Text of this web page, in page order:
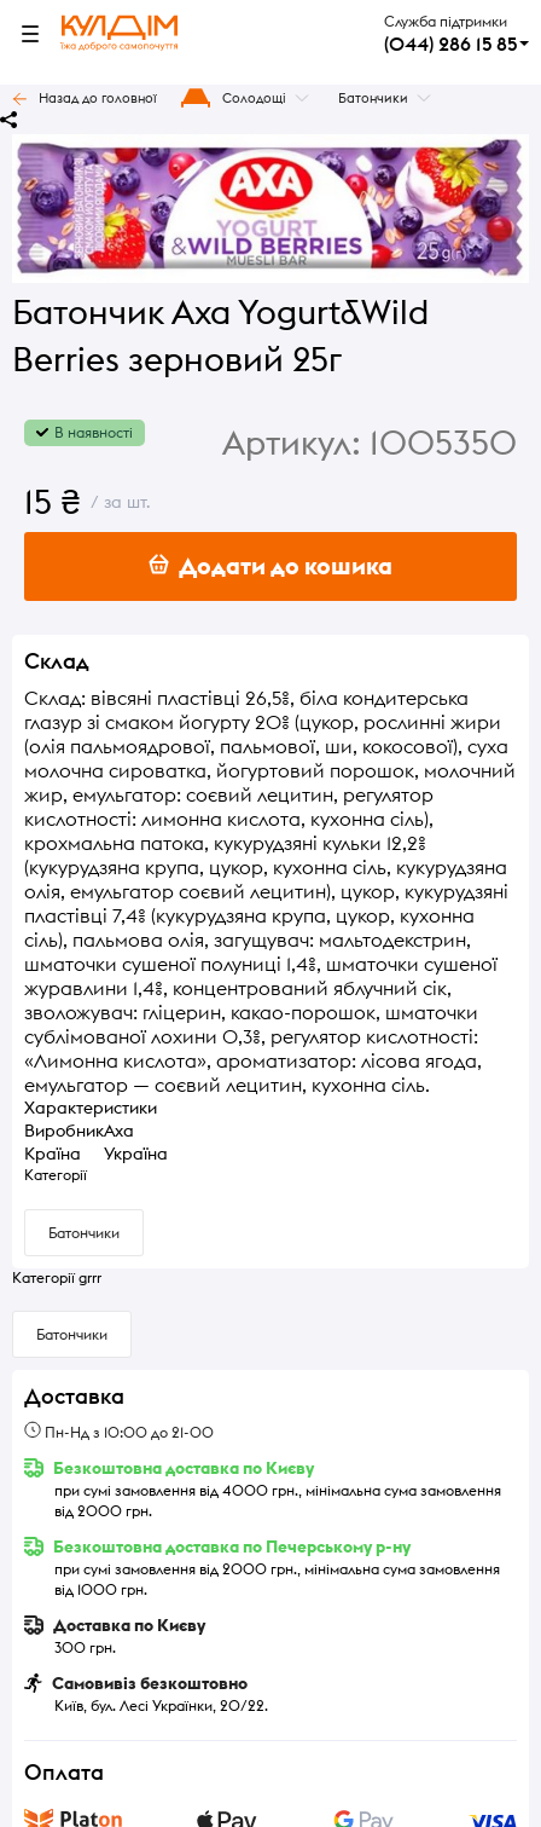
Служба підтримки
(044) 286 15 85
Назад до головної Солодощі Батончики
Батончик Axa Yogurt&Wild
Berries зерновий 25г
В наявності Артикул: 1005350
15 ₴ / за шт.
Додати до кошика
Склад
Склад: вівсяні пластівці 26,5%, біла кондитерська
глазур зі смаком йогурту 20% (цукор, рослинні жири
(олія пальмоядрової, пальмової, ши, кокосової), суха
молочна сироватка, йогуртовий порошок, молочний
жир, емульгатор: соєвий лецитин, регулятор
кислотності: лимонна кислота, кухонна сіль),
крохмальна патока, кукурудзяні кульки 12,2%
(кукурудзяна крупа, цукор, кухонна сіль, кукурудзяна
олія, емульгатор соєвий лецитин), цукор, кукурудзяні
пластівці 7,4% (кукурудзяна крупа, цукор, кухонна
сіль), пальмова олія, загущувач: мальтодекстрин,
шматочки сушеної полуниці 1,4%, шматочки сушеної
журавлини 1,4%, концентрований яблучний сік,
зволожувач: гліцерин, какао-порошок, шматочки
сублімованої лохини 0,3%, регулятор кислотності:
«Лимонна кислота», ароматизатор: лісова ягода,
емульгатор — соєвий лецитин, кухонна сіль.
Характеристики
ВиробникАха
Країна
Україна
Категорії
Батончики
Категорії grrr
Батончики
Доставка
Пн-Нд з 10:00 до 21-00
Безкоштовна доставка по Києву
при сумі замовлення від 4000 грн., мінімальна сума замовлення
від 2000 грн.
Безкоштовна доставка по Печерському р-ну
при сумі замовлення від 2000 грн., мінімальна сума замовлення
від 1000 грн.
Доставка по Києву
300 грн.
Самовивіз безкоштовно
Київ, бул. Лесі Українки, 20/22.
Оплата